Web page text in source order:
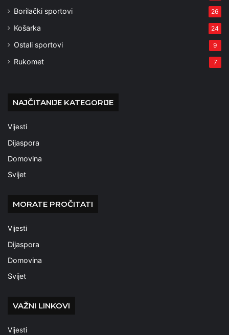
Borilački sportovi 26
Košarka 24
Ostali sportovi 9
Rukomet 7
NAJČITANIJE KATEGORIJE
Vijesti
Dijaspora
Domovina
Svijet
MORATE PROČITATI
Vijesti
Dijaspora
Domovina
Svijet
VAŽNI LINKOVI
Vijesti